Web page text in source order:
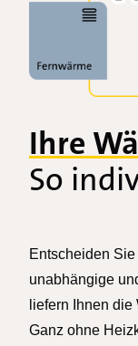
Ihre
So
Entscheiden
unabhängige
liefern Ihnen
Ganz ohne